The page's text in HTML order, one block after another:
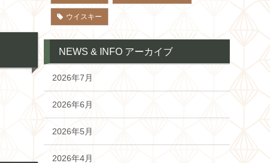
ウイスキー
NEWS & INFO アーカイブ
2026年7月
2026年6月
2026年5月
2026年4月